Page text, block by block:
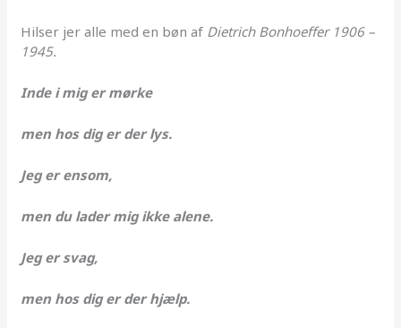
Hilser jer alle med en bøn af Dietrich Bonhoeffer 1906 –
1945.
Inde i mig er mørke
men hos dig er der lys.
Jeg er ensom,
men du lader mig ikke alene.
Jeg er svag,
men hos dig er der hjælp.